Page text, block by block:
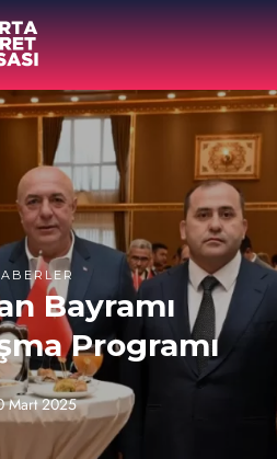
Bayramı
Programı
Mart 2025